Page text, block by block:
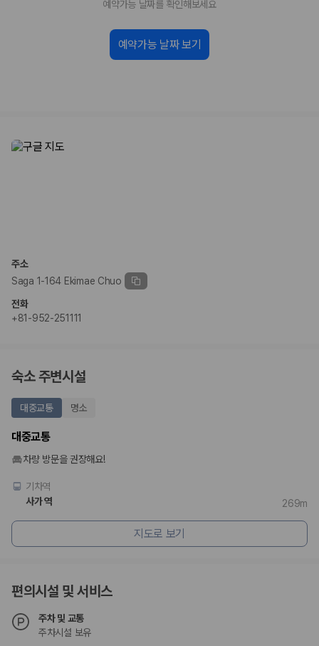
제주공항 인수 조건 비교: 셔틀 이동, 인수 위치, 반납 편의성을 함께
비교 후 원하는 차량을 바로 예약할 수 있습니다.
제주렌트카 실시간 가격비교 바로가기
제주렌트카 최저가는 차량 기본요금만으로 판단하기 어렵습니다. 보험 포
수준을 선택할 수 있습니다.
3. 제주공항 접근성과 셔틀 조건을 함께 확인하세요
제주 렌트카는 차량 인수 위치와 셔틀 편의성에 따라 실제 이용 만족도가
제주도 렌트카 차종별 가격비교
경차·소형차
혼자 또는 2인 여행에 적합하며 제주 렌트카 최저가를 찾는 사용자
가 가장 먼저 비교하는 차종입니다.
준중형·중형차
커플·친구 여행에서 많이 선택되며 가격과 승차감의 균형이 좋은 차
SUV
가족 여행, 짐이 많은 여행, 장거리 이동에 적합하며 보험 조건과 차
승합차·대형차
단체 여행이나 4인 이상 가족 여행에 적합하며 인원수, 짐 공간, 보
제주렌트카 보험까지 비교해야 진짜 가격비교입
동일한 차량이라도 보험 조건에 따라 실제 부담 금액이 달라질 수 있습니
예약가능 날짜를 확인해보세요
예약가능 날짜 보기
주소
Saga 1-164 Ekimae Chuo
전화
+81-952-251111
숙소 주변시설
대중교통 명소
대중교통
차량 방문을 권장해요!
기차역
사가 역
269m
지도로 보기
편의시설 및 서비스
주차 및 교통
주차시설 보유